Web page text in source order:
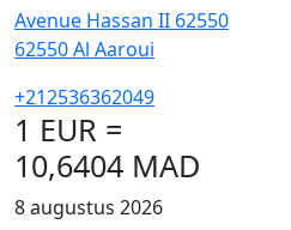
Avenue Hassan II 62550
62550Al Aaroui
+212536362049
1 EUR =
10,6404 MAD
8 augustus 2026